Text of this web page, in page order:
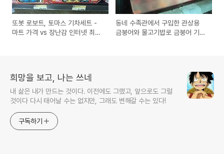
또봇 로보트, 토마스 기차세트 -
마트 가격 vs 장난감 인터넷 최저
동네 수족관에서 구입한 관상용
금붕어와 물고기밥로 금붕어 기르
희망을 보고, 나는 쓰네
내 삶은 내가 만드는 것이다. 이전에도 그랬고, 앞으로도 그럴
것이다 다시 태어날 수는 없지만, 그래도 변해갈 수는 있다!
구독하기